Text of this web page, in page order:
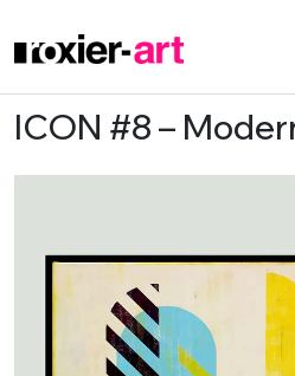
Skip to main content
ICON #8 –